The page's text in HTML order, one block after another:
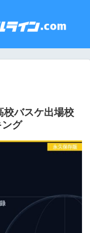
校バスケ出場校
グ